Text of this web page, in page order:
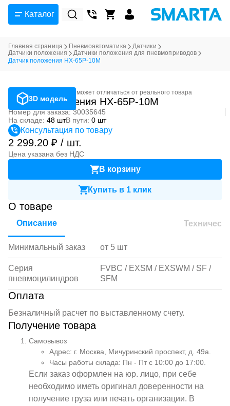
Каталог
Главная страница Пневмоавтоматика
Датчики
Датчики положения
Датчики положения для пневмоприводов
Датчик положения HX-65P-10M
3D модель
Фотография может отличаться от реального товара
Датчик положения HX-65P-10M
Номер для заказа: 30035645
На складе: 48 штВ пути: 0 шт
Консультация по товару
2 299.20 ₽ / шт.
Цена указана без НДС
В корзину
Купить в 1 клик
О товаре
Описание
Минимальный заказ от 5 шт
Серия
пневмоцилиндров
FVBC / EXSM / EXSWM / SF /
SFM
Оплата
Безналичный расчет по выставленному счету.
Получение товара
Самовывоз
Адрес: г. Москва, Мичуринский проспект, д. 49а.
Часы работы склада: Пн - Пт с 10:00 до 17:00.
Если заказ оформлен на юр. лицо, при себе
необходимо иметь оригинал доверенности на
получение груза или печать организации. В